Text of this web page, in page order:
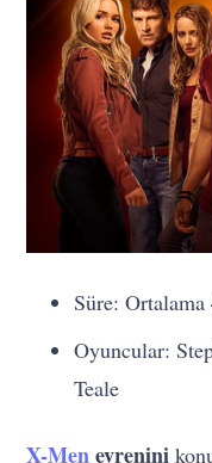
Süre:
Oyuncular:
Teale
X-Menevrenini